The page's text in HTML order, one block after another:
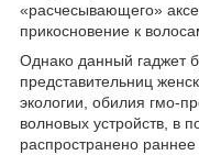
«расчесывающего»
прикосновение к
Однако данный гаджет
представительниц
экологии, обилия гмо-
волновых устройств, в
распространено